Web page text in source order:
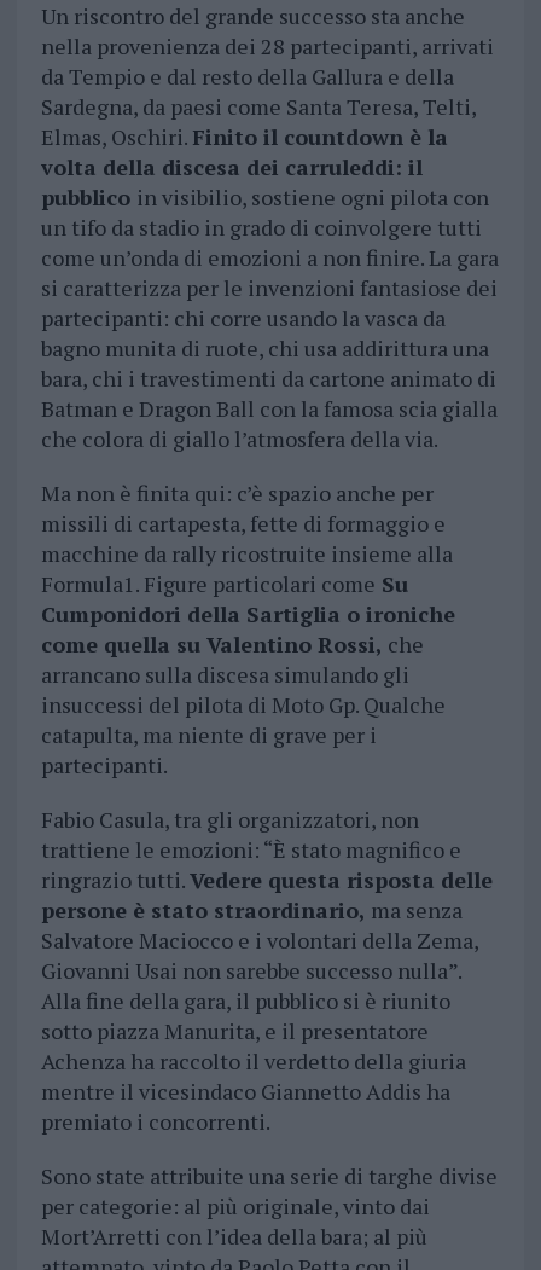
Un riscontro del grande successo sta anche
nella provenienza dei 28 partecipanti, arrivati
da Tempio e dal resto della Gallura e della
Sardegna, da paesi come Santa Teresa, Telti,
Elmas, Oschiri. Finito il countdown è la
volta della discesa dei carruleddi: il
pubblico in visibilio, sostiene ogni pilota con
un tifo da stadio in grado di coinvolgere tutti
come un’onda di emozioni a non finire. La gara
si caratterizza per le invenzioni fantasiose dei
partecipanti: chi corre usando la vasca da
bagno munita di ruote, chi usa addirittura una
bara, chi i travestimenti da cartone animato di
Batman e Dragon Ball con la famosa scia gialla
che colora di giallo l’atmosfera della via.
Ma non è finita qui: c’è spazio anche per
missili di cartapesta, fette di formaggio e
macchine da rally ricostruite insieme alla
Formula1. Figure particolari come Su
Cumponidori della Sartiglia o ironiche
come quella su Valentino Rossi, che
arrancano sulla discesa simulando gli
insuccessi del pilota di Moto Gp. Qualche
catapulta, ma niente di grave per i
partecipanti.
Fabio Casula, tra gli organizzatori, non
trattiene le emozioni: “È stato magnifico e
ringrazio tutti.Vedere questa risposta delle
persone è stato straordinario, ma senza
Salvatore Maciocco e i volontari della Zema,
Giovanni Usai non sarebbe successo nulla”.
Alla fine della gara, il pubblico si è riunito
sotto piazza Manurita, e il presentatore
Achenza ha raccolto il verdetto della giuria
mentre il vicesindaco Giannetto Addis ha
premiato i concorrenti.
Sono state attribuite una serie di targhe divise
per categorie: al più originale, vinto dai
Mort’Arretti con l’idea della bara; al più